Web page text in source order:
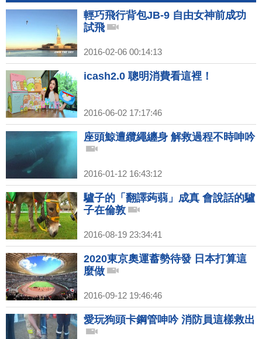
輕巧飛行背包JB-9 自由女神前成功
試飛
2016-02-06 00:14:13
icash2.0 聰明消費看這裡！
2016-06-02 17:17:46
座頭鯨遭纜繩纏身 解救過程不時呻吟
2016-01-12 16:43:12
驢子的「翻譯蒟蒻」成真 會說話的驢
子在倫敦
2016-08-19 23:34:41
2020東京奧運蓄勢待發 日本打算這
麼做
2016-09-12 19:46:46
愛玩狗頭卡鋼管呻吟 消防員這樣救出